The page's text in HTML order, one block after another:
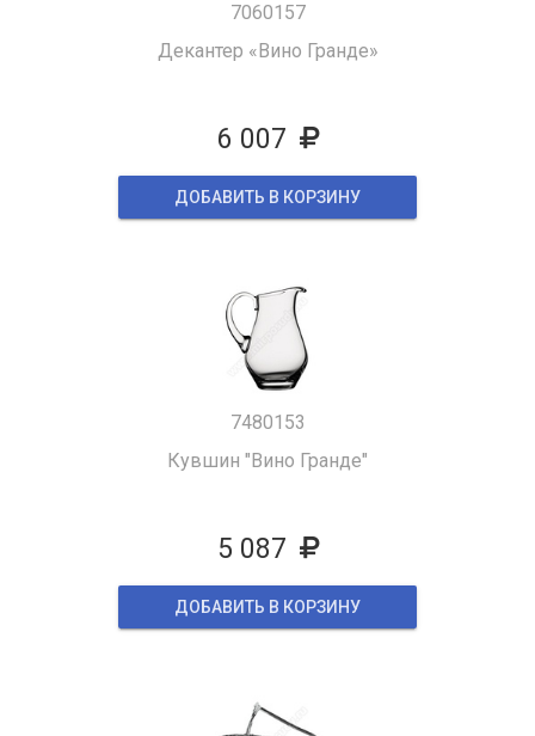
7060157
Декантер «Вино Гранде»
6 007
ДОБАВИТЬ В КОРЗИНУ
7480153
Кувшин "Вино Гранде"
5 087
ДОБАВИТЬ В КОРЗИНУ